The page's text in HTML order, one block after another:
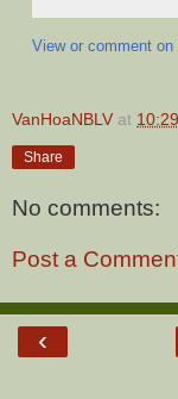
View or comment on
VanHoaNBLV at
Share
No comments:
Post a
‹